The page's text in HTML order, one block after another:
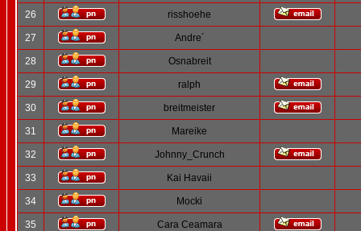
26 risshoehe
27 Andre´
28 Osnabreit
29 ralph
30 breitmeister
31 Mareike
32 Johnny_Crunch
33 Kai Havaii
34 Mocki
35 Cara Ceamara